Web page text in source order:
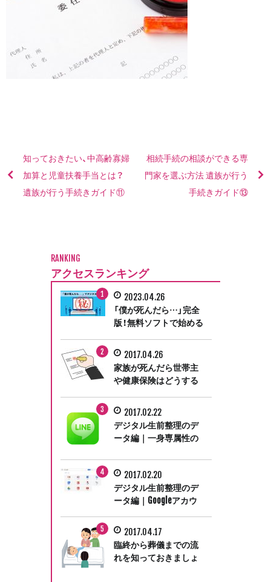
知っておきたい、中高齢寡婦
加算と児童扶養手当とは？
遺族が行う手続きガイド⑪
相続手続の相談ができる専
門家を選ぶ方法 遺族が行う
手続きガイド⑬
RANKING
アクセスランキング
2023.04.26
「僕が死んだら…」完全
版！無料ソフトで始める
2017.04.26
家族が死んだら世帯主
や健康保険はどうする
ガイド③
2017.02.22
デジタル生前整理のデ
ータ編｜一身専属性の
で継続利用できません
2017.02.20
デジタル生前整理のデ
ータ編｜Googleアカウ
で死後に備える
2017.04.17
臨終から葬儀までの流
れを知っておきましょ